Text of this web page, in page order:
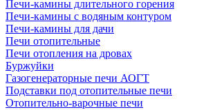
Печи-камины длительного горения
Печи-камины с водяным контуром
Печи-камины для дачи
Печи отопительные
Печи отопления на дровах
Буржуйки
Газогенераторные печи АОГТ
Подставки под отопительные печи
Отопительно-варочные печи